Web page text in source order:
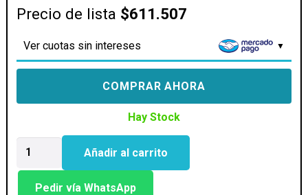
Precio de lista $611.507
Ver cuotas sin intereses
COMPRAR AHORA
Hay Stock
AMD
(AM5)
RYZEN
Añadir al carrito
Pedir vía WhatsApp